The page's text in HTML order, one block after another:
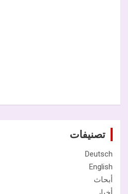
تصنيفات
Deutsch
English
أبحاث